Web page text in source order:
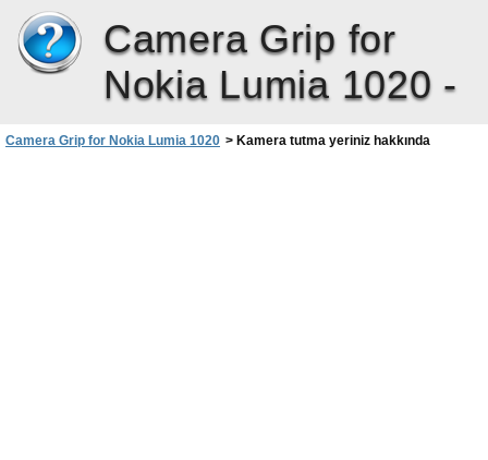
Camera Grip for
Nokia Lumia 1020 -
Camera Grip for Nokia Lumia 1020 > Kamera tutma yeriniz hakkında